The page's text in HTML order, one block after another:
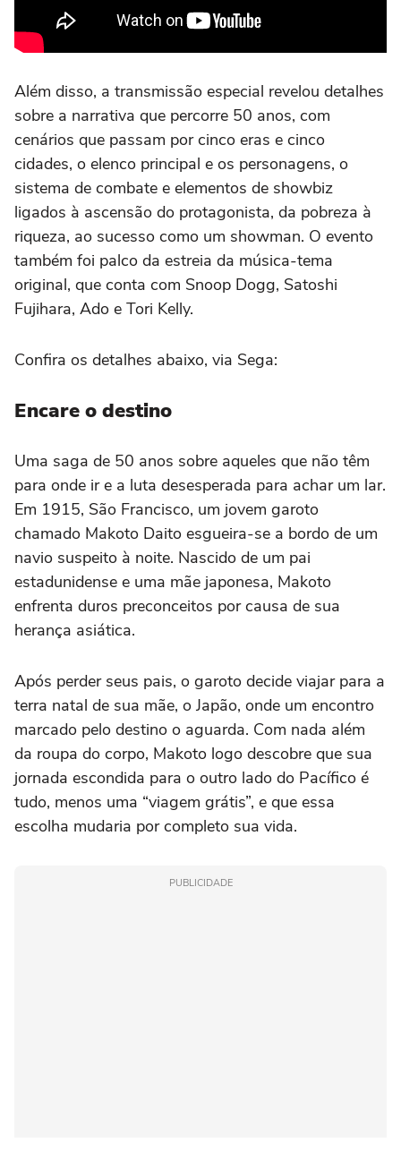
Além disso, a transmissão especial revelou detalhes
sobre a narrativa que percorre 50 anos, com
cenários que passam por cinco eras e cinco
cidades, o elenco principal e os personagens, o
sistema de combate e elementos de showbiz
ligados à ascensão do protagonista, da pobreza à
riqueza, ao sucesso como um showman. O evento
também foi palco da estreia da música-tema
original, que conta com Snoop Dogg, Satoshi
Fujihara, Ado e Tori Kelly.
Confira os detalhes abaixo, via Sega:
Encare o destino
Uma saga de 50 anos sobre aqueles que não têm
para onde ir e a luta desesperada para achar um lar.
Em 1915, São Francisco, um jovem garoto
chamado Makoto Daito esgueira-se a bordo de um
navio suspeito à noite. Nascido de um pai
estadunidense e uma mãe japonesa, Makoto
enfrenta duros preconceitos por causa de sua
herança asiática.
Após perder seus pais, o garoto decide viajar para a
terra natal de sua mãe, o Japão, onde um encontro
marcado pelo destino o aguarda. Com nada além
da roupa do corpo, Makoto logo descobre que sua
jornada escondida para o outro lado do Pacífico é
tudo, menos uma “viagem grátis”, e que essa
escolha mudaria por completo sua vida.
PUBLICIDADE